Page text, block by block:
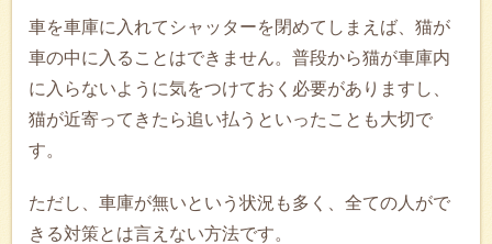
車を車庫に入れてシャッターを閉めてしまえば、猫が
車の中に入ることはできません。普段から猫が車庫内
に入らないように気をつけておく必要がありますし、
猫が近寄ってきたら追い払うといったことも大切で
す。
ただし、車庫が無いという状況も多く、全ての人がで
きる対策とは言えない方法です。